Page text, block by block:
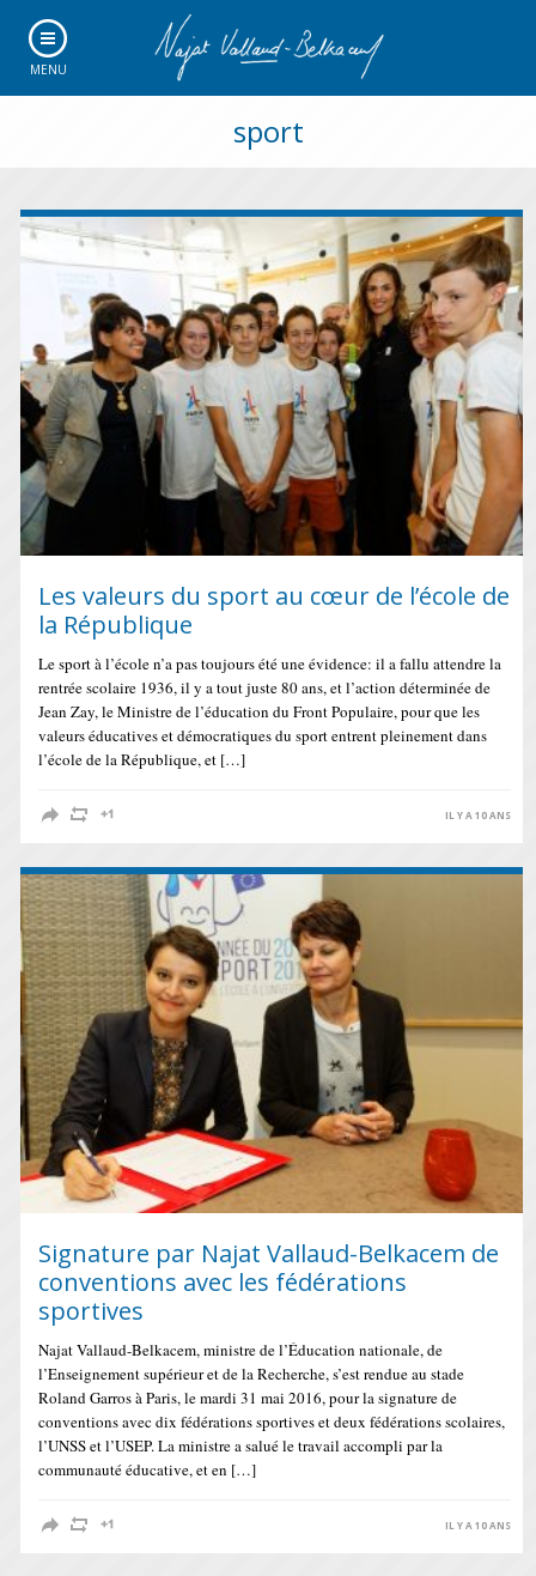
MENU
sport
Les valeurs du sport au cœur de l’école de
la République
Le sport à l’école n’a pas toujours été une évidence: il a fallu attendre la
rentrée scolaire 1936, il y a tout juste 80 ans, et l’action déterminée de
Jean Zay, le Ministre de l’éducation du Front Populaire, pour que les
valeurs éducatives et démocratiques du sport entrent pleinement dans
l’école de la République, et […]
IL Y A 10 ANS
Signature par Najat Vallaud-Belkacem de
conventions avec les fédérations
sportives
Najat Vallaud-Belkacem, ministre de l’Éducation nationale, de
l’Enseignement supérieur et de la Recherche, s’est rendue au stade
Roland Garros à Paris, le mardi 31 mai 2016, pour la signature de
conventions avec dix fédérations sportives et deux fédérations scolaires,
l’UNSS et l’USEP. La ministre a salué le travail accompli par la
communauté éducative, et en […]
IL Y A 10 ANS